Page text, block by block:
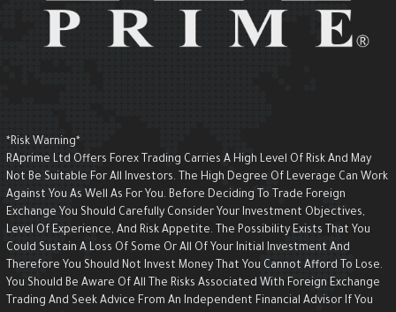
RAprime Ltd Offers Forex Trading Carries A High Level Of Risk And May
Not Be Suitable For All Investors. The High Degree Of Leverage Can
Against You As Well As For You. Before Deciding To Trade Foreign
Exchange You Should Carefully Consider Your Investment Objectives,
Level Of Experience, And Risk Appetite. The Possibility Exists That You
Could Sustain A Loss Of Some Or All Of Your Initial Investment And
Therefore You Should Not Invest Money That You Cannot Afford To Lose.
You Should Be Aware Of All The Risks Associated With Foreign Exchange
Trading And Seek Advice From An Independent Financial Advisor If You